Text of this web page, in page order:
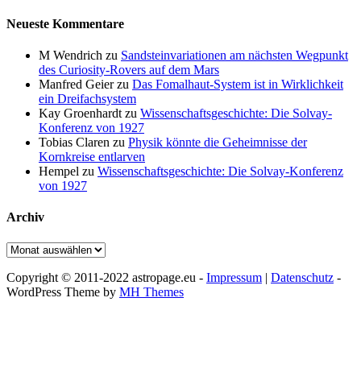
Neueste Kommentare
M Wendrich zu Sandsteinvariationen am nächsten Wegpunkt
des Curiosity-Rovers auf dem Mars
Manfred Geierzu Das Fomalhaut-System ist in Wirklichkeit
ein Dreifachsystem
Kay Groenhardt zu Wissenschaftsgeschichte: Die Solvay-
Konferenz von 1927
Tobias Claren zu Physik könnte die Geheimnisse der
Kornkreise entlarven
Hempel zu Wissenschaftsgeschichte: Die Solvay-Konferenz
von 1927
Archiv
Archiv
Copyright © 2011-2022 astropage.eu - Impressum | Datenschutz -
WordPress Theme by MH Themes